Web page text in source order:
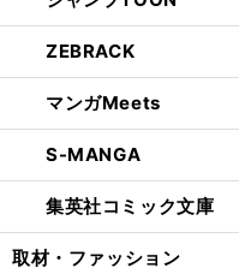
ZEBRACK
マンガMeets
S-MANGA
集英社コミック文庫
取材・ファッション